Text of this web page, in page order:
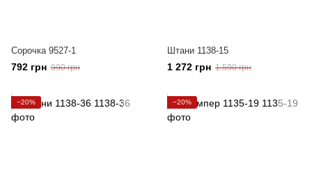
Сорочка 9527-1
792 грн 990 грн
Штани 1138-15
1 272 грн 1 590 грн
−20% −20%